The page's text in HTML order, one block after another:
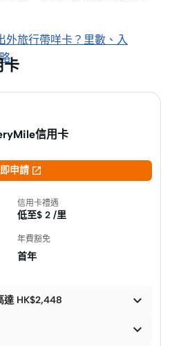
外旅行帶咩卡？里數、入
卡
信用卡
申請 
信用卡禮遇
低至$ 2 /里
年費豁免
首年
達 HK$2,448 
